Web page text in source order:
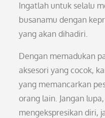
Ingatlah untuk selalu
busanamu dengan
yang akan dihadiri.
Dengan memadukan
aksesori yang cocok,
yang memancarkan
orang lain. Jangan
mengekspresikan diri,